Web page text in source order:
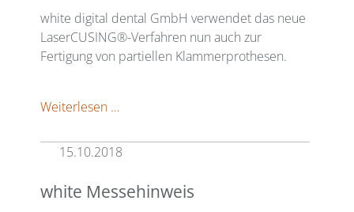
3D-
Druck.
white digital dental GmbH verwendet das neue
LaserCUSING®-Verfahren nun auch zur
Fertigung von partiellen Klammerprothesen.
Weiterlesen …
Gießen
Modellguss
4.0
15.10.2018
white Messehinweis